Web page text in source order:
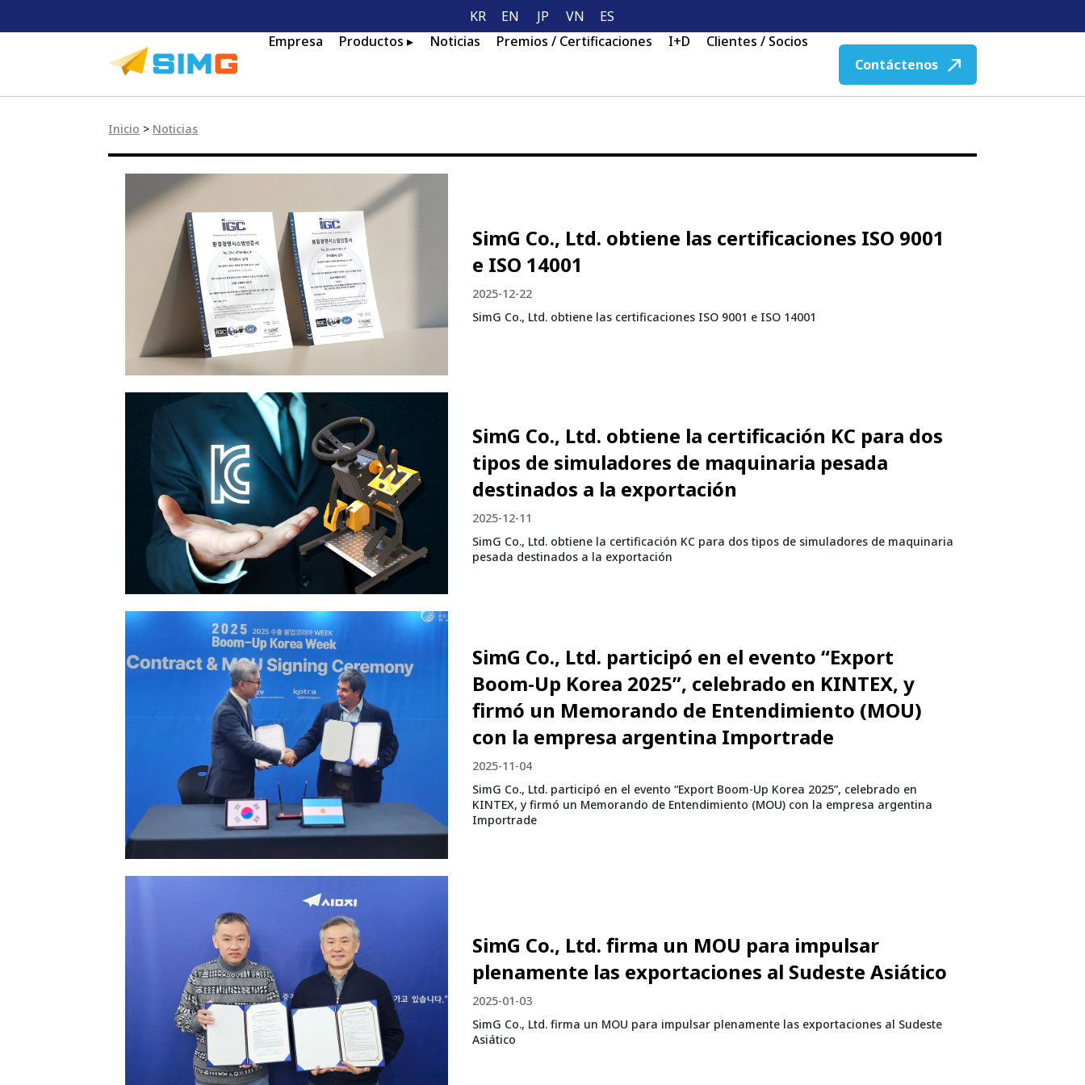
KR EN JP VN
ES
Empresa
Productos ▸ Noticias Premios / Certificaciones I+D
Clientes / Socios
Contáctenos
Inicio > Noticias
SimG Co., Ltd. obtiene las certificaciones ISO 9001
e ISO 14001
2025-12-22
SimG Co., Ltd. obtiene las certificaciones ISO 9001 e ISO 14001
SimG Co., Ltd. obtiene la certificación KC para dos
tipos de simuladores de maquinaria pesada
destinados a la exportación
2025-12-11
SimG Co., Ltd. obtiene la certificación KC para dos tipos de simuladores de maquinaria
pesada destinados a la exportación
SimG Co., Ltd. participó en el evento “Export
Boom-Up Korea 2025”, celebrado en KINTEX, y
firmó un Memorando de Entendimiento (MOU)
con la empresa argentina Importrade
2025-11-04
SimG Co., Ltd. participó en el evento “Export Boom-Up Korea 2025”, celebrado en
KINTEX, y firmó un Memorando de Entendimiento (MOU) con la empresa argentina
Importrade
SimG Co., Ltd. firma un MOU para impulsar
plenamente las exportaciones al Sudeste Asiático
2025-01-03
SimG Co., Ltd. firma un MOU para impulsar plenamente las exportaciones al Sudeste
Asiático